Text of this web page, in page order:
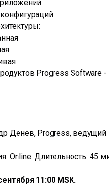
Progress Software -
Денев, Progress,
Online. Длительность: 45
11:00 MSK.